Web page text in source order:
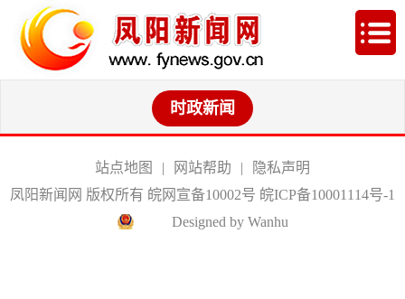
时政新闻
站点地图 | 网站帮助 |
隐私声明
凤阳新闻网 版权所有 皖网宣备10002号 皖ICP备10001114号-1
Designed by Wanhu